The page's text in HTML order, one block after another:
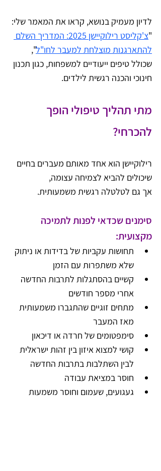
לדיון מעמיק בנושא, קראו את המאמר שלי:
"
צ'קליסט רילוקיישן 2025: המדריך השלם
להתארגנות מוצלחת למעבר לחו"ל",
שכולל טיפים ייעודיים למשפחות, כגון תכנון
חינוכי והכנה רגשית לילדים.
מתי תהליך טיפולי הופך
להכרחי?
רילוקיישן הוא אחד מאותם מעברים בחיים
שיכולים להביא לצמיחה עצומה,
אך גם לטלטלה רגשית משמעותית.
סימנים שכדאי לפנות לתמיכה
מקצועית:
תחושות עקביות של בדידות או ניתוק
שלא משתפרות עם הזמן
קשיים בהסתגלות לתרבות החדשה
אחרי מספר חודשים
מתחים זוגיים שהתגברו משמעותית
מאז המעבר
סימפטומים של חרדה או דיכאון
קושי למצוא איזון בין זהות ישראלית
לבין השתלבות בתרבות החדשה
חוסר במציאת עבודה
געגועים, שעמום וחוסר משמעות